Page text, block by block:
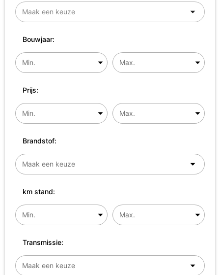
Bouwjaar:
Prijs:
Brandstof:
km stand:
Transmissie: